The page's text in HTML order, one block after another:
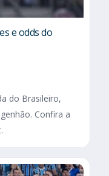
e odds do
do Brasileiro,
Confira a